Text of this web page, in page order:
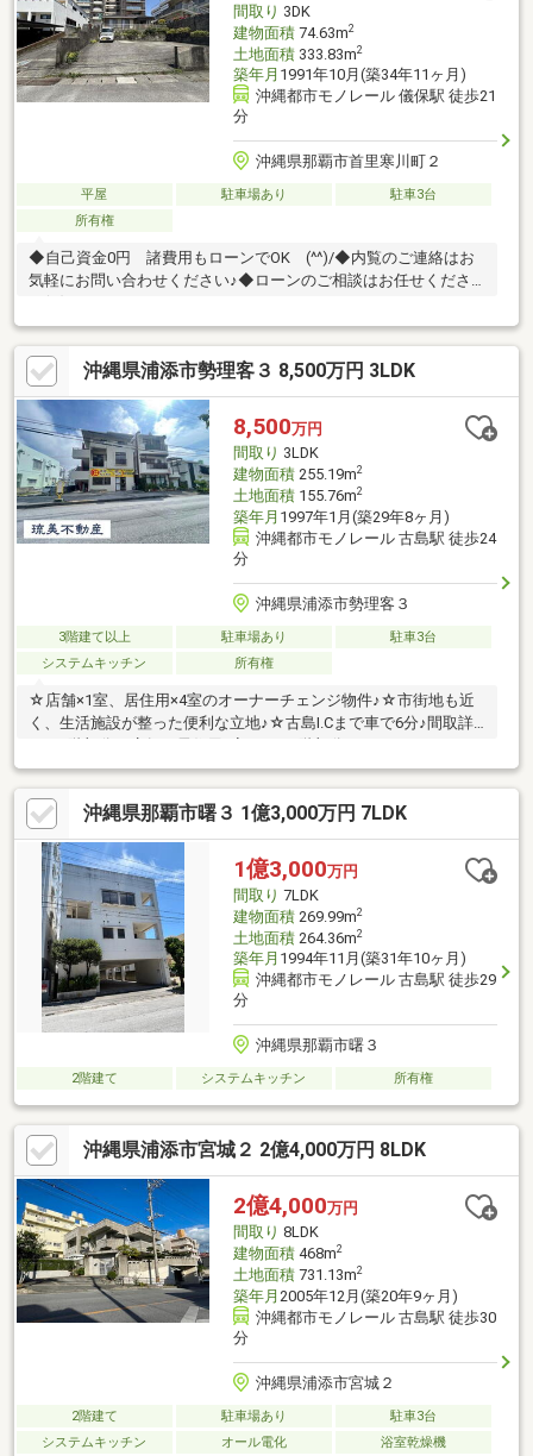
間取り 3DK
建物面積74.63m2
土地面積333.83m2
築年月 1991年10月(築34年11ヶ月)
沖縄都市モノレール 儀保駅 徒歩21
分
沖縄県那覇市首里寒川町２
平屋 駐車場あり
駐車3台
所有権
◆自己資金0円 諸費用もローンでOK (^^)/◆内覧のご連絡はお
気軽にお問い合わせください♪◆ローンのご相談はお任せくださ
沖縄県浦添市勢理客３ 8,500万円 3LDK
8,500万円
間取り 3LDK
建物面積255.19m2
土地面積155.76m2
築年月 1997年1月(築29年8ヶ月)
沖縄都市モノレール 古島駅 徒歩24
分
沖縄県浦添市勢理客３
3階建て以上 駐車場あり
駐車3台
システムキッチン
所有権
☆店舗×1室、居住用×4室のオーナーチェンジ物件♪☆市街地も近
く、生活施設が整った便利な立地♪☆古島I.Cまで車で6分♪間取詳
細・1階部分：店舗、居住用1室2DK・2階部分：ワンフロア
3LDK・3階部分：居住用2室 各2DK不動産を買う時・売る時・住宅
ローン・税金について等々お気軽にお問合せ下さい♪【特に気にな
る住宅ローン】弊社は指定銀行がございません。お客様の状況や
希望に沿った銀行、住宅ローンプランをご提案させて頂きま
す。・月々〇〇円で抑えたい。・ローン通るか心配。・頭金なし
でも購入できる？・どこの銀行がいいの？・ネット銀行は？様々
な疑問にお答えします♪
沖縄県那覇市曙３ 1億3,000万円 7LDK
1億3,000万円
間取り 7LDK
建物面積269.99m2
土地面積264.36m2
築年月 1994年11月(築31年10ヶ月)
沖縄都市モノレール 古島駅 徒歩29
分
沖縄県那覇市曙３
2階建て システムキッチン 所有権
沖縄県浦添市宮城２ 2億4,000万円 8LDK
2億4,000万円
間取り 8LDK
建物面積468m2
土地面積731.13m2
築年月 2005年12月(築20年9ヶ月)
沖縄都市モノレール 古島駅 徒歩30
分
沖縄県浦添市宮城２
2階建て 駐車場あり
駐車3台
システムキッチン
オール電化 浴室乾燥機